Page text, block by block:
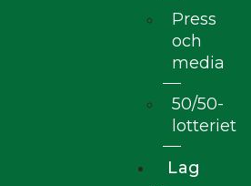
Press
och
media
50/50-
lotteriet
Lag